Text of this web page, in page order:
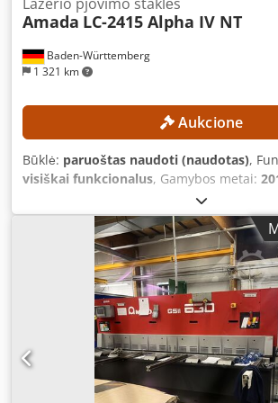
Baden-Württemberg
1 321 km
Amada LC-2415 Alpha IV NT
Aukcione
Būklė: paruoštas naudoti (naudotas),
visiškai funkcionalus, Gamybos metai:
, mašinos/transporto
numeris:007, lazerio galia:4 000 W,
12 mm, nerūdijančio plieno
, aliuminio lakšto storis (maks.):8
, Y ašies eiga:1 550 mm, Z
, Nėra minimalios kainos –
pardavimas už aukščiausią pasiūlymą!
prižiūrima (paskutinį kartą – 2025 m.
ataskaitos)! „Laser Turbo-Blower“ buvo
ašis ir Y ašis buvo atnaujintos 2023 m., kai
įjungtas 27 066 valandas. TECHNINĖS